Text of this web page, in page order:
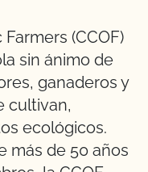
(CCOF)
sin ánimo de
ganaderos y
cultivan,
ecológicos.
más de 50 años